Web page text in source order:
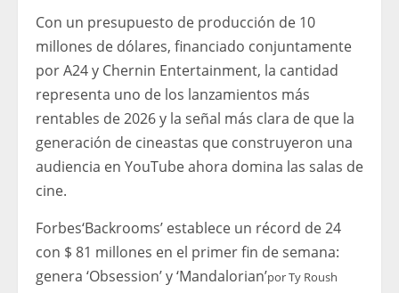
Con un presupuesto de producción de 10
millones de dólares, financiado conjuntamente
por A24 y Chernin Entertainment, la cantidad
representa uno de los lanzamientos más
rentables de 2026 y la señal más clara de que la
generación de cineastas que construyeron una
audiencia en YouTube ahora domina las salas de
cine.
Forbes‘Backrooms’ establece un récord de 24
con $ 81 millones en el primer fin de semana:
genera ‘Obsession’ y ‘Mandalorian’porTy Roush